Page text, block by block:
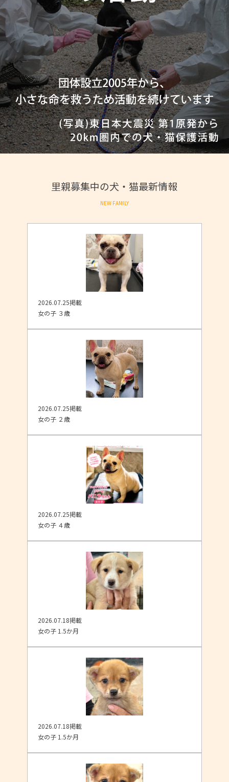
里親募集中の犬・猫最新情報
NEW FAMILY
2026.07.25掲載
女の子 ３歳
2026.07.25掲載
女の子 ２歳
2026.07.25掲載
女の子 ４歳
2026.07.18掲載
女の子 1.5か月
2026.07.18掲載
女の子 1.5か月